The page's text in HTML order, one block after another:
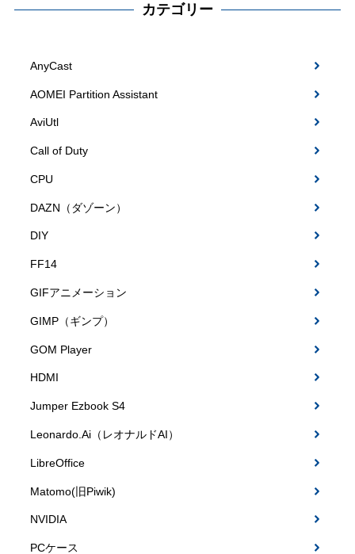
カテゴリー
AnyCast
AOMEI Partition Assistant
AviUtl
Call of Duty
CPU
DAZN（ダゾーン）
DIY
FF14
GIFアニメーション
GIMP（ギンプ）
GOM Player
HDMI
Jumper Ezbook S4
Leonardo.Ai（レオナルドAI）
LibreOffice
Matomo(旧Piwik)
NVIDIA
PCケース